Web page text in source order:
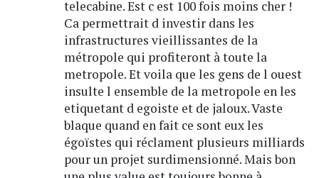
telecabine. Est c est 100 fois moins cher !
Ca permettrait d investir dans les
infrastructures vieillissantes de la
métropole qui profiteront à toute la
metropole. Et voila que les gens de l ouest
insulte l ensemble de la metropole en les
etiquetant d egoiste et de jaloux. Vaste
blaque quand en fait ce sont eux les
égoïstes qui réclament plusieurs milliards
pour un projet surdimensionné. Mais bon